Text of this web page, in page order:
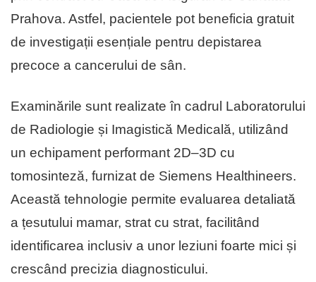
Prahova. Astfel, pacientele pot beneficia gratuit
de investigații esențiale pentru depistarea
precoce a cancerului de sân.
Examinările sunt realizate în cadrul Laboratorului
de Radiologie și Imagistică Medicală, utilizând
un echipament performant 2D–3D cu
tomosinteză, furnizat de Siemens Healthineers.
Această tehnologie permite evaluarea detaliată
a țesutului mamar, strat cu strat, facilitând
identificarea inclusiv a unor leziuni foarte mici și
crescând precizia diagnosticului.